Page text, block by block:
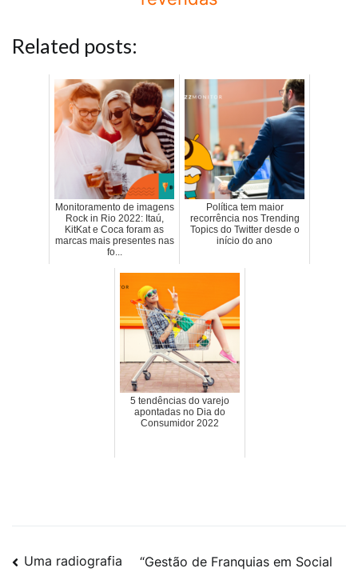
Related posts:
Monitoramento de imagens
Rock in Rio 2022: Itaú,
KitKat e Coca foram as
marcas mais presentes nas
fo...
Política tem maior
recorrência nos Trending
Topics do Twitter desde o
início do ano
5 tendências do varejo
apontadas no Dia do
Consumidor 2022
Uma radiografia
“Gestão de Franquias em Social